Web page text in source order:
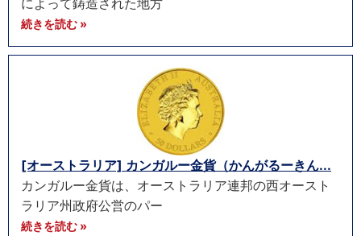
続きを読む »
[オーストラリア] カンガルー金貨（かんがるーきん...
カンガルー金貨は、オーストラリア連邦の西オースト
ラリア州政府公営のパー
続きを読む »